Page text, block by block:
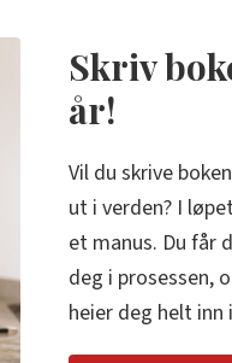
Skriv
år!
Vil du skrive
ut i verden? I
et manus. Du får
deg i prosessen,
heier deg helt inn